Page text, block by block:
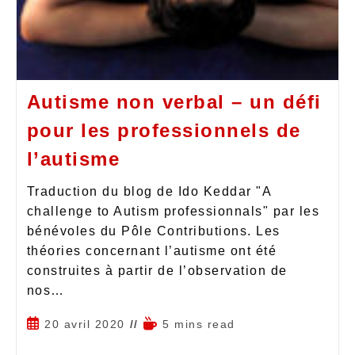
Autisme non verbal – un défi
pour les professionnels de
l’autisme
Traduction du blog de Ido Keddar "A
challenge to Autism professionnals" par les
bénévoles du Pôle Contributions. Les
théories concernant l’autisme ont été
construites à partir de l’observation de
nos…
20 avril 2020 5 mins read